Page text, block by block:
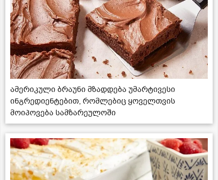
ამერიკული ბრაუნი მზადდება უმარტივესი
ინგრედიენტებით, რომლებიც ყოველთვის
მოიპოვება სამზარეულოში